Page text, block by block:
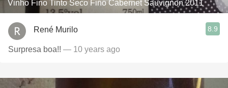
Vinho Fino Tinto Seco Fino Cabernet Sauvignon 2011
René Murilo 8.9
Surpresa boa!! — 10 years ago